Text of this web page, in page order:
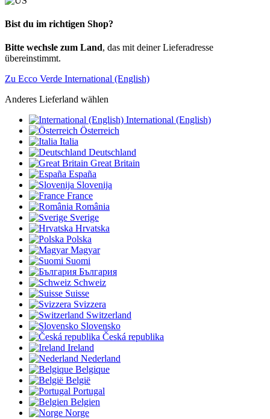
Bist du im richtigen Shop?
Bitte wechsle zum Land, das mit deiner Lieferadresse
übereinstimmt.
Zu Ecco Verde International (English)
Anderes Lieferland wählen
International (English)
Österreich
Italia
Deutschland
Great Britain
España
Slovenija
France
România
Sverige
Hrvatska
Polska
Magyar
Suomi
България
Schweiz
Suisse
Svizzera
Switzerland
Slovensko
Česká republika
Ireland
Nederland
Belgique
België
Portugal
Belgien
Norge